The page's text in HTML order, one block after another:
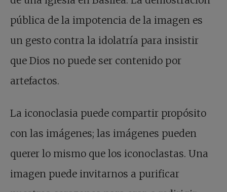
pública de la impotencia de la imagen es
un gesto contra la idolatría para insistir
que Dios no puede ser contenido por
artefactos.
La iconoclasia puede compartir propósito
con las imágenes; las imágenes pueden
querer lo mismo que los iconoclastas. Una
imagen puede invitarnos a purificar